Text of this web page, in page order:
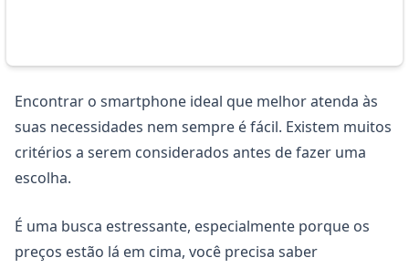
Encontrar o smartphone ideal que melhor atenda às
suas necessidades nem sempre é fácil. Existem muitos
critérios a serem considerados antes de fazer uma
escolha.
É uma busca estressante, especialmente porque os
preços estão lá em cima, você precisa saber